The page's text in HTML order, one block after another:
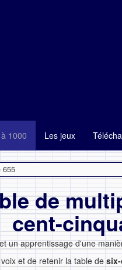
1000 Les jeux
655
de
cent-
un apprentissage d'une
et de retenir la table de